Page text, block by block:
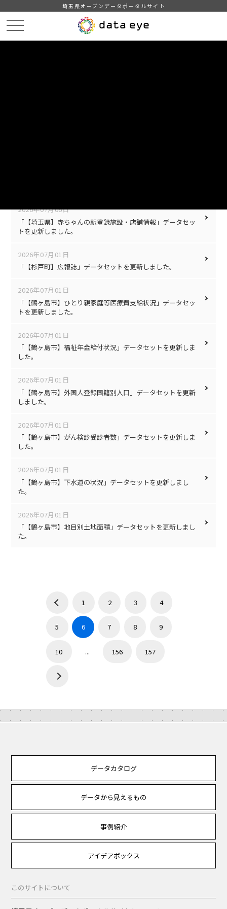
埼玉県オープンデータポータルサイト
2026年07月06日
「【埼玉県】赤ちゃんの駅登録施設・店舗情報」データセッ
トを更新しました。
2026年07月01日
「【杉戸町】広報誌」データセットを更新しました。
2026年07月01日
「【鶴ヶ島市】ひとり親家庭等医療費支給状況」データセッ
トを更新しました。
2026年07月01日
「【鶴ヶ島市】福祉年金給付状況」データセットを更新しま
した。
2026年07月01日
「【鶴ヶ島市】外国人登録国籍別人口」データセットを更新
しました。
2026年07月01日
「【鶴ヶ島市】がん検診受診者数」データセットを更新しま
した。
2026年07月01日
「【鶴ヶ島市】下水道の状況」データセットを更新しまし
た。
2026年07月01日
「【鶴ヶ島市】地目別土地面積」データセットを更新しまし
た。
1 2 3 4
5 6 7 8 9
10 ... 156 157
データカタログ
データから見えるもの
事例紹介
アイデアボックス
このサイトについて